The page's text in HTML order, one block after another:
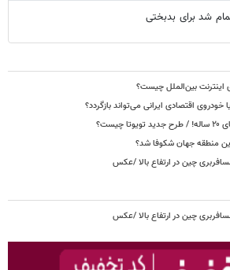
شد برای بدبختی
خودروی اقتصادی ایرانی می‌تواند بازگردد؟
منطقه جهان شکوفا شد؟
چین در ارتفاع بالا /عکس
چین در ارتفاع بالا /عکس